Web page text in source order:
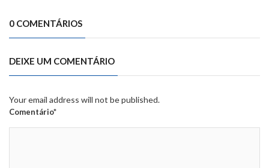
0 COMENTÁRIOS
DEIXE UM COMENTÁRIO
Your email address will not be published.
Comentário*